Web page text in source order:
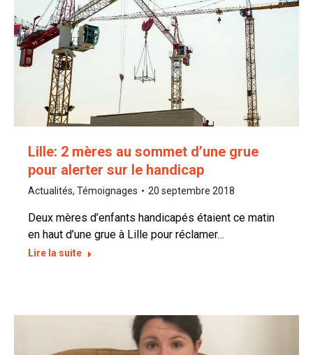
Lille: 2 mères au sommet d’une grue
pour alerter sur le handicap
Actualités, Témoignages 20 septembre 2018
Deux mères d’enfants handicapés étaient ce matin
en haut d’une grue à Lille pour réclamer…
Lire la suite